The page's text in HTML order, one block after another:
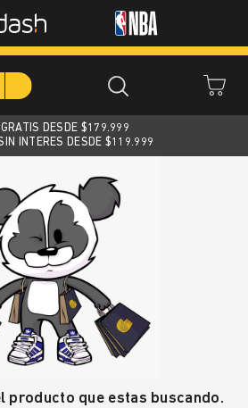
GRATIS DESDE $179.999
INTERES DESDE $119.999
producto que estas buscando.